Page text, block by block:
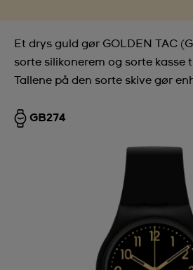
Et drys guld gør GOLDEN TAC
sorte silikonerem og sorte
Tallene på den sorte skive gør
GB274